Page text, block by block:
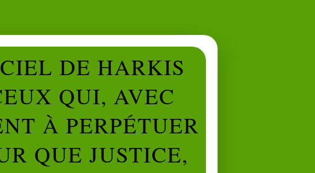
DE HARKIS
QUI, AVEC
À PERPÉTUER
QUE JUSTICE,